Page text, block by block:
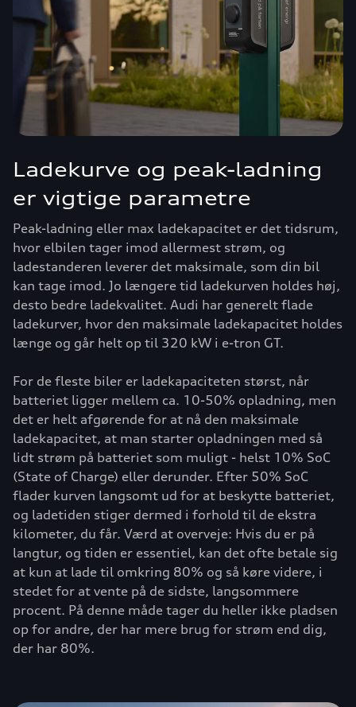
Ladekurve og peak-ladning
er vigtige parametre
Peak-ladning eller max ladekapacitet er det tidsrum,
hvor elbilen tager imod allermest strøm, og
ladestanderen leverer det maksimale, som din bil
kan tage imod. Jo længere tid ladekurven holdes høj,
desto bedre ladekvalitet. Audi har generelt flade
ladekurver, hvor den maksimale ladekapacitet holdes
længe og går helt op til 320 kW i e-tron GT.
For de fleste biler er ladekapaciteten størst, når
batteriet ligger mellem ca. 10-50% opladning, men
det er helt afgørende for at nå den maksimale
ladekapacitet, at man starter opladningen med så
lidt strøm på batteriet som muligt - helst 10% SoC
(State of Charge) eller derunder. Efter 50% SoC
flader kurven langsomt ud for at beskytte batteriet,
og ladetiden stiger dermed i forhold til de ekstra
kilometer, du får. Værd at overveje: Hvis du er på
langtur, og tiden er essentiel, kan det ofte betale sig
at kun at lade til omkring 80% og så køre videre, i
stedet for at vente på de sidste, langsommere
procent. På denne måde tager du heller ikke pladsen
op for andre, der har mere brug for strøm end dig,
der har 80%.